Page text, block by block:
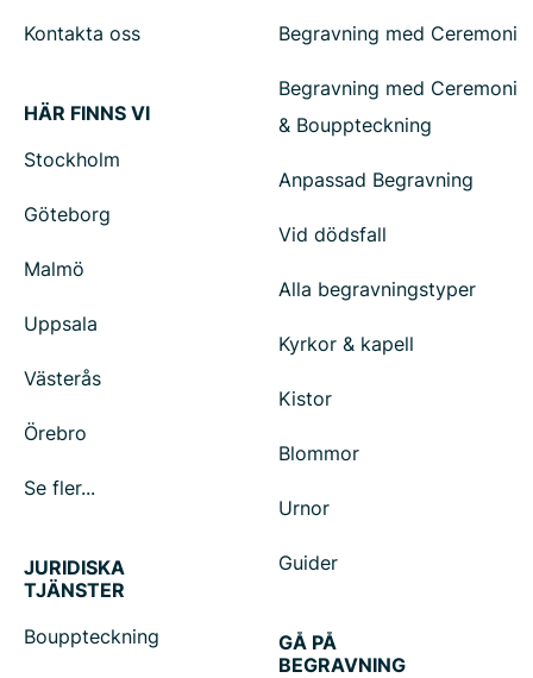
Kontakta oss
HÄR FINNS VI
Stockholm
Göteborg
Malmö
Uppsala
Västerås
Örebro
Se fler...
Begravning med Ceremoni
Begravning med Ceremoni
& Bouppteckning
Anpassad Begravning
Vid dödsfall
Alla begravningstyper
Kyrkor & kapell
Kistor
Blommor
Urnor
Guider
JURIDISKA
TJÄNSTER
Bouppteckning
GÅ PÅ
BEGRAVNING